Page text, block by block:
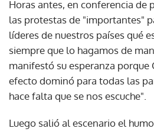
Horas antes, en conferencia de
las protestas de "importantes"
líderes de nuestros países qué
siempre que lo hagamos de
manifestó su esperanza porque
efecto dominó para todas las
hace falta que se nos escuche".
Luego salió al escenario el